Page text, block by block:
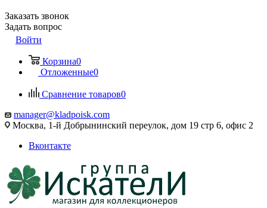
Заказать звонок
Задать вопрос
Войти
Корзина0
Отложенные0
Сравнение товаров0
manager@kladpoisk.com
Москва, 1-й Добрынинский переулок, дом 19 стр 6, офис 2
Вконтакте